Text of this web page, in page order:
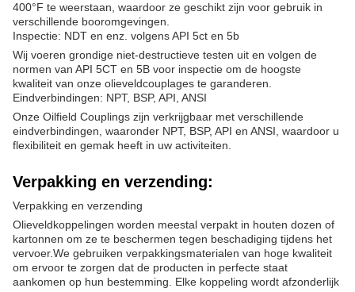
400°F te weerstaan, waardoor ze geschikt zijn voor gebruik in
verschillende booromgevingen.
Inspectie: NDT en enz. volgens API 5ct en 5b
Wij voeren grondige niet-destructieve testen uit en volgen de
normen van API 5CT en 5B voor inspectie om de hoogste
kwaliteit van onze olieveldcouplages te garanderen.
Eindverbindingen: NPT, BSP, API, ANSI
Onze Oilfield Couplings zijn verkrijgbaar met verschillende
eindverbindingen, waaronder NPT, BSP, API en ANSI, waardoor u
flexibiliteit en gemak heeft in uw activiteiten.
Verpakking en verzending:
Verpakking en verzending
Olieveldkoppelingen worden meestal verpakt in houten dozen of
kartonnen om ze te beschermen tegen beschadiging tijdens het
vervoer.We gebruiken verpakkingsmaterialen van hoge kwaliteit
om ervoor te zorgen dat de producten in perfecte staat
aankomen op hun bestemming. Elke koppeling wordt afzonderlijk